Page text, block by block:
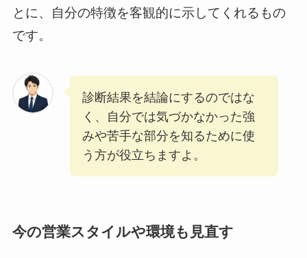
とに、自分の特徴を客観的に示してくれるもの
です。
診断結果を結論にするのではな
く、自分では気づかなかった強
みや苦手な部分を知るために使
う方が役立ちますよ。
今の営業スタイルや環境も見直す